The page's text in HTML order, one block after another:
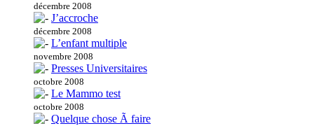
décembre 2008
J’accroche
décembre 2008
L’enfant multiple
novembre 2008
Presses Universitaires
octobre 2008
Le Mammo test
octobre 2008
Quelque chose Ã faire